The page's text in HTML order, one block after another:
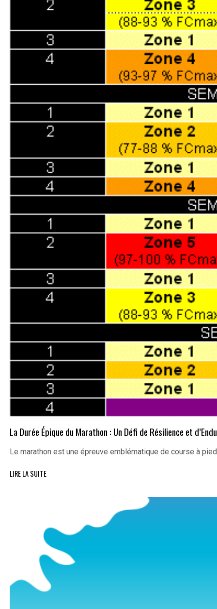
La Durée Épique du Marathon : Un Défi de Résilience et
Le marathon est une épreuve emblématique de course à
LIRE LA SUITE